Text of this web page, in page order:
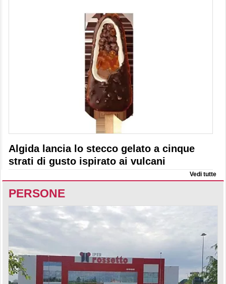
Algida lancia lo stecco gelato a cinque
strati di gusto ispirato ai vulcani
Vedi tutte
PERSONE